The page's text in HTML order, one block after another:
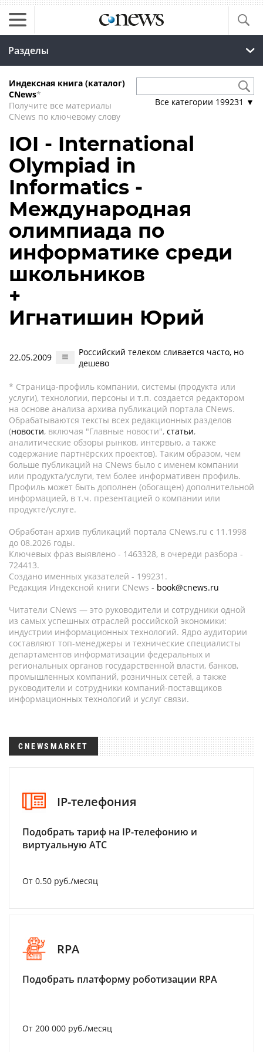
Разделы
Индексная книга (каталог)
CNews*
Получите все материалы
CNews по ключевому слову
Все категории 199231 ▼
IOI - International
Olympiad in
Informatics -
Международная
олимпиада по
информатике среди
школьников
+
Игнатишин Юрий
22.05.2009
Российский телеком сливается часто, но
дешево
* Страница-профиль компании, системы (продукта или
услуги), технологии, персоны и т.п. создается редактором
на основе анализа архива публикаций портала CNews.
Обрабатываются тексты всех редакционных разделов
(новости, включая "Главные новости", статьи,
аналитические обзоры рынков, интервью, а также
содержание партнёрских проектов). Таким образом, чем
больше публикаций на CNews было с именем компании
или продукта/услуги, тем более информативен профиль.
Профиль может быть дополнен (обогащен) дополнительной
информацией, в т.ч. презентацией о компании или
продукте/услуге.
Обработан архив публикаций портала CNews.ru c 11.1998
до 08.2026 годы.
Ключевых фраз выявлено - 1463328, в очереди разбора -
724413.
Создано именных указателей - 199231.
Редакция Индексной книги CNews - book@cnews.ru
Читатели CNews — это руководители и сотрудники одной
из самых успешных отраслей российской экономики:
индустрии информационных технологий. Ядро аудитории
составляют топ-менеджеры и технические специалисты
департаментов информатизации федеральных и
региональных органов государственной власти, банков,
промышленных компаний, розничных сетей, а также
руководители и сотрудники компаний-поставщиков
информационных технологий и услуг связи.
CNEWSMARKET
IP-телефония
Подобрать тариф на IP-телефонию и
виртуальную АТС
От 0.50 руб./месяц
RPA
Подобрать платформу роботизации RPA
От 200 000 руб./месяц